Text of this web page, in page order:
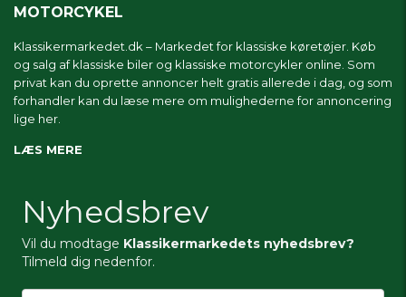
MOTORCYKEL
Klassikermarkedet.dk – Markedet for klassiske køretøjer. Køb
og salg af klassiske biler og klassiske motorcykler online. Som
privat kan du oprette annoncer helt gratis allerede i dag, og som
forhandler kan du læse mere om mulighederne for annoncering
lige her.
LÆS MERE
Nyhedsbrev
Vil du modtage Klassikermarkedets nyhedsbrev?
Tilmeld dig nedenfor.